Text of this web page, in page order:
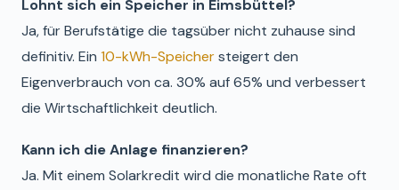
Lohnt sich ein Speicher in Eimsbüttel?
Ja, für Berufstätige die tagsüber nicht zuhause sind
definitiv. Ein 10-kWh-Speichersteigert den
Eigenverbrauch von ca. 30% auf 65% und verbessert
die Wirtschaftlichkeit deutlich.
Kann ich die Anlage finanzieren?
Ja. Mit einem Solarkredit wird die monatliche Rate oft